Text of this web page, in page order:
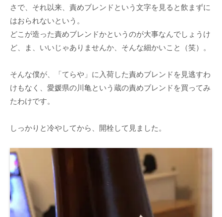
さで、それ以来、責めブレンドという文字を見ると飲まずに
はおられないという。
どこが造った責めブレンドかというのが大事なんでしょうけ
ど、ま、いいじゃありませんか、そんな細かいこと（笑）。
そんな僕が、「てらや」に入荷した責めブレンドを見逃すわ
けもなく、愛媛県の川亀という蔵の責めブレンドを買ってみ
たわけです。
しっかりと冷やしてから、開栓して見ました。